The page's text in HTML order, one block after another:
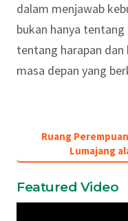
dalam menjawab
bukan hanya
tentang harapan
masa depan yang
Ruang
Lumajang
Featured Video